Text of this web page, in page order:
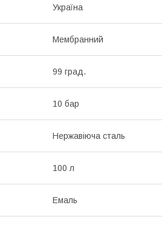
Україна
Мембранний
99 град.
10 бар
Нержавіюча сталь
100 л
Емаль